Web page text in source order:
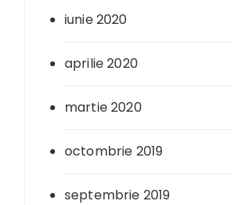
iunie 2020
aprilie 2020
martie 2020
octombrie 2019
septembrie 2019